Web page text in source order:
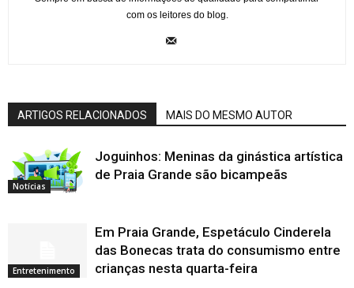
com os leitores do blog.
ARTIGOS RELACIONADOS MAIS DO MESMO AUTOR
Notícias
Joguinhos: Meninas da ginástica artística
de Praia Grande são bicampeãs
Entretenimento
Em Praia Grande, Espetáculo Cinderela
das Bonecas trata do consumismo entre
crianças nesta quarta-feira